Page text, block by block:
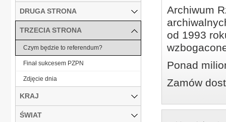
Archiwum
od 1993
Ponad
Zamów
DRUGA STRONA
TRZECIA STRONA
Czym będzie to referendum?
Finał sukcesem PZPN
Zdjęcie dnia
KRAJ
ŚWIAT